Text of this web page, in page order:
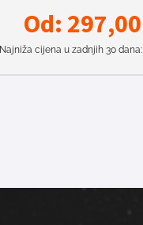
Od:297,00
Najniža cijena u zadnjih 30 dana: